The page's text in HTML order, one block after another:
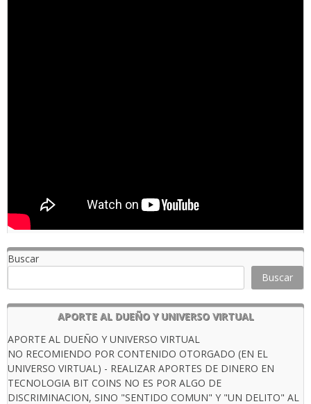
Buscar
Buscar
APORTE AL DUEÑO Y UNIVERSO VIRTUAL
APORTE AL DUEÑO Y UNIVERSO VIRTUAL
NO RECOMIENDO POR CONTENIDO OTORGADO (EN EL
UNIVERSO VIRTUAL) - REALIZAR APORTES DE DINERO EN
TECNOLOGIA BIT COINS NO ES POR ALGO DE
DISCRIMINACION, SINO "SENTIDO COMUN" Y "UN DELITO" AL